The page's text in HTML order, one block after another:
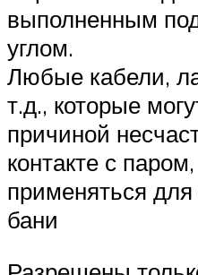
выполненным
углом.
Любые кабели,
т.д., которые
причиной
контакте с
применяться для
бани